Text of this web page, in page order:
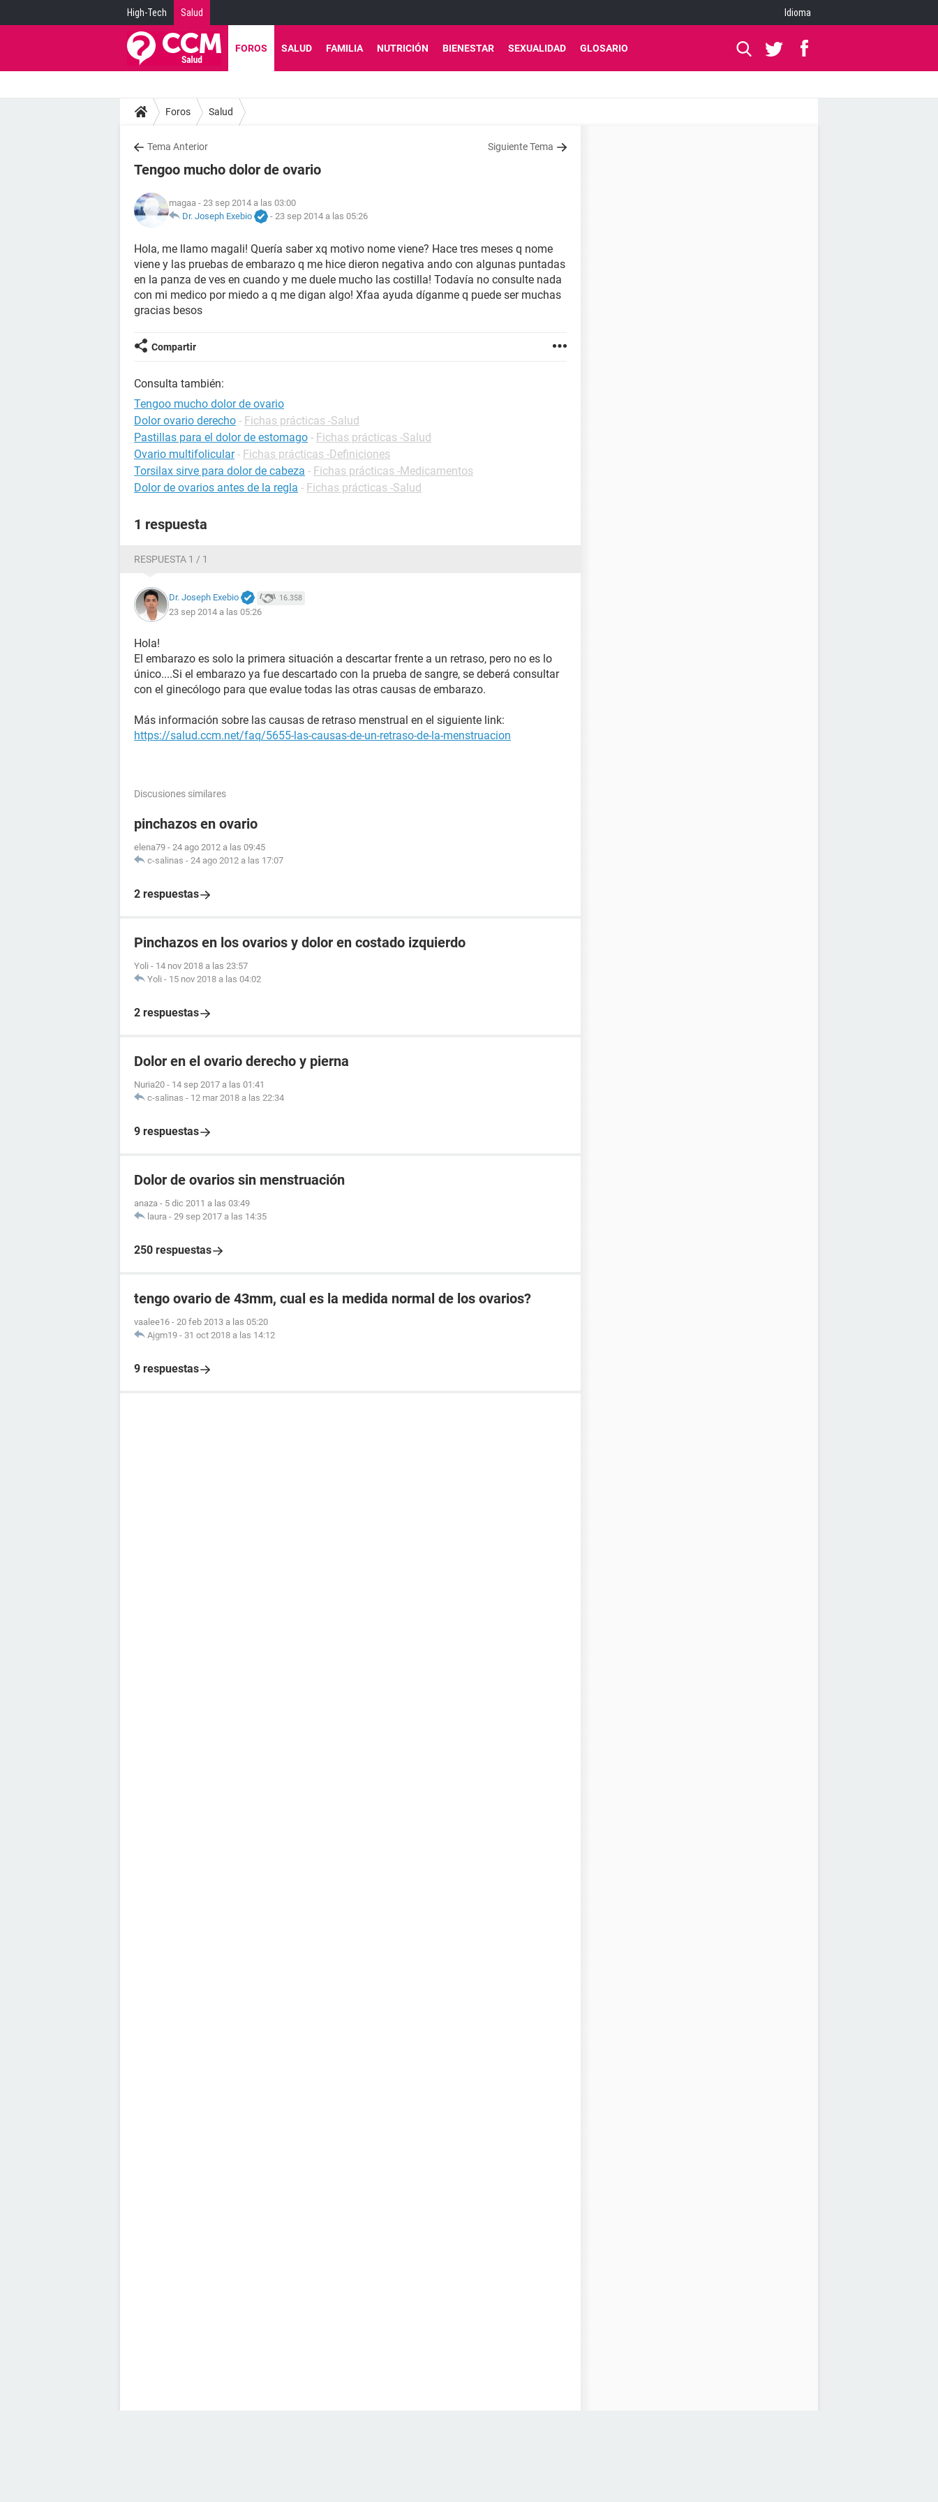
High-Tech Salud Idioma
FOROS SALUD FAMILIA NUTRICIÓN BIENESTAR SEXUALIDAD GLOSARIO
Foros Salud
Tema Anterior Siguiente Tema
Tengoo mucho dolor de ovario
magaa - 23 sep 2014 a las 03:00
Dr. Joseph Exebio
- 23 sep 2014 a las 05:26
Hola, me llamo magali! Quería saber xq motivo nome viene? Hace tres meses q nome
viene y las pruebas de embarazo q me hice dieron negativa ando con algunas puntadas
en la panza de ves en cuando y me duele mucho las costilla! Todavía no consulte nada
con mi medico por miedo a q me digan algo! Xfaa ayuda díganme q puede ser muchas
gracias besos
Compartir
Consulta también:
Tengoo mucho dolor de ovario
Dolor ovario derecho - Fichas prácticas -Salud
Pastillas para el dolor de estomago - Fichas prácticas -Salud
Ovario multifolicular - Fichas prácticas -Definiciones
Torsilax sirve para dolor de cabeza - Fichas prácticas -Medicamentos
Dolor de ovarios antes de la regla - Fichas prácticas -Salud
1 respuesta
RESPUESTA 1 / 1
Dr. Joseph Exebio 16.358
23 sep 2014 a las 05:26
Hola!
El embarazo es solo la primera situación a descartar frente a un retraso, pero no es lo
único....Si el embarazo ya fue descartado con la prueba de sangre, se deberá consultar
con el ginecólogo para que evalue todas las otras causas de embarazo.
Más información sobre las causas de retraso menstrual en el siguiente link:
https://salud.ccm.net/faq/5655-las-causas-de-un-retraso-de-la-menstruacion
Discusiones similares
pinchazos en ovario
elena79 - 24 ago 2012 a las 09:45
c-salinas - 24 ago 2012 a las 17:07
2 respuestas
Pinchazos en los ovarios y dolor en costado izquierdo
Yoli - 14 nov 2018 a las 23:57
Yoli - 15 nov 2018 a las 04:02
2 respuestas
Dolor en el ovario derecho y pierna
Nuria20 - 14 sep 2017 a las 01:41
c-salinas - 12 mar 2018 a las 22:34
9 respuestas
Dolor de ovarios sin menstruación
anaza - 5 dic 2011 a las 03:49
laura - 29 sep 2017 a las 14:35
250 respuestas
tengo ovario de 43mm, cual es la medida normal de los ovarios?
vaalee16 - 20 feb 2013 a las 05:20
Ajgm19 - 31 oct 2018 a las 14:12
9 respuestas